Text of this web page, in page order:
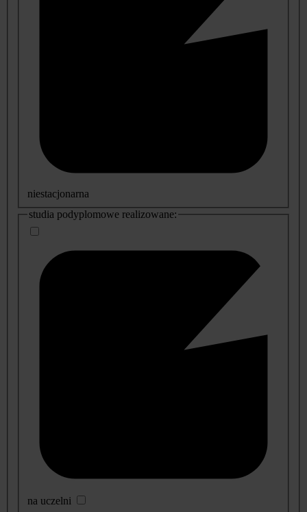
niestacjonarna
studia podyplomowe realizowane:
na uczelni